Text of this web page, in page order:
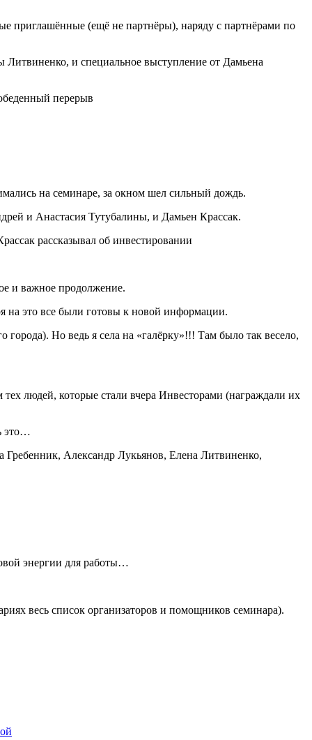
приглашённые (ещё не партнёры), наряду с партнёрами по
и специальное выступление от Дамьена
перерыв
на семинаре, за окном шел сильный дождь.
и Анастасия Тутубалины, и Дамьен Крассак.
рассказывал об инвестировании
и важное продолжение.
на это все были готовы к новой информации.
города). Но ведь я села на «галёрку»!!! Там было так весело,
людей, которые стали вчера Инвесторами (награждали их
это…
Александр Лукьянов, Елена Литвиненко,
энергии для работы…
весь список организаторов и помощников семинара).